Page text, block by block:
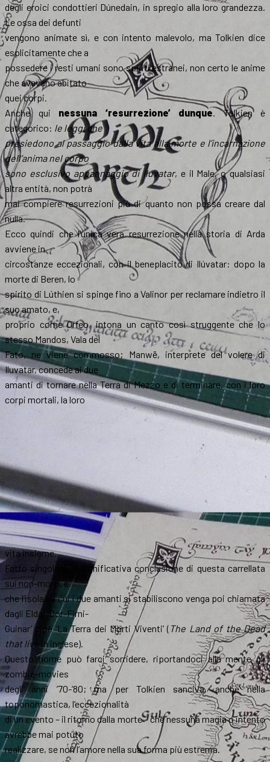
degli eroici condottieri Dúnedain, in spregio alla loro grandezza.
Le ossa dei defunti
vengono animate sì, e con intento malevolo, ma Tolkien dice
esplicitamente che a
possedere i resti umani sono spiriti estranei, non certo le anime
che avevano abitato
quei corpi.
Anche qui nessuna ‘resurrezione’ dunque. Tolkien è
categorico: le leggi che
presiedono al passaggio dalla vita alla morte e l’incarnazione
dell’anima nel corpo
sono esclusivo appannaggio di Ilúvatar, e il Male, o qualsiasi
altra entità, non potrà
mai compiere resurrezioni più di quanto non possa creare dal
nulla.
Ecco quindi che l’unica vera resurrezione nella storia di Arda
avviene in
circostanze eccezionali, con il beneplacito di Ilúvatar: dopo la
morte di Beren, lo
spirito di Lúthien si spinge fino a Valinor per reclamare indietro il
suo amato, e,
proprio come Orfeo, intona un canto così struggente che lo
stesso Mandos, Vala del
Fato, ne viene commosso; Manwë, interprete del volere di
Iluvatar, concede ai due
amanti di tornare nella Terra di Mezzo e di terminare, con i loro
corpi mortali, la loro
vita insieme.
Fatto singolare, e significativa conclusione di questa carrellata
sui non-morti, è
che l’isola su cui i due amanti si stabiliscono venga poi chiamata
dagli Eldar ‘Dor-Firni-
Guinar’ cioè ‘La Terra dei Morti Viventi’ ( The Land of the Dead
that live in inglese).
Questo nome può farci sorridere, riportandoci alla mente gli
zombie-movies
degli anni ’70-’80; ma per Tolkien sanciva, anche nella
toponomastica, l’eccezionalità
di un evento – il ritorno dalla morte – che nessuna magia o intento
avrebbe mai potuto
realizzare, se non l’amore nella sua forma più estrema.